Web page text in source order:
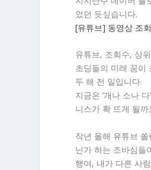
었던 듯싶습니다.
[유튜브] 동영상 조
유튜브, 조회수, 상
초딩들의 미래 꿈이
두 해 전 일입니다.
지금은 ‘개나 소나
니스가 확 뜨게 될까
작년 올해 유튜브
닌가 하는 조바심들
행여, 내가 다른 사